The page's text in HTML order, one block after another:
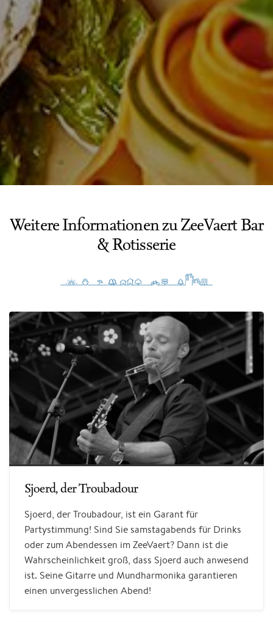
Weitere Informationen zu ZeeVaert Bar
& Rotisserie
Sjoerd, der Troubadour
Sjoerd, der Troubadour, ist ein Garant für
Partystimmung! Sind Sie samstagabends für Drinks
oder zum Abendessen im ZeeVaert? Dann ist die
Wahrscheinlichkeit groß, dass Sjoerd auch anwesend
ist. Seine Gitarre und Mundharmonika garantieren
einen unvergesslichen Abend!